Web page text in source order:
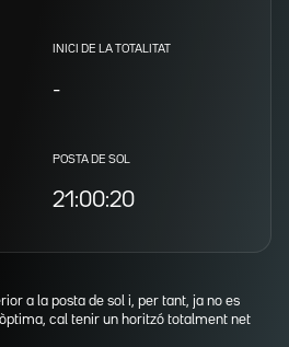
INICI DE LA TOTALITAT
-
POSTA DE SOL
21:00:20
a la posta de sol i, per tant, ja no es
cal tenir un horitzó totalment net